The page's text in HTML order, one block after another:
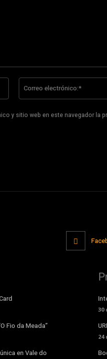
y sitio web en este navegador la
Fio da Meada”
en Vale do
30
24